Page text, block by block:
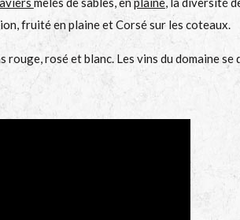
fruité en plaine et Corsé sur les coteaux.
rouge, rosé et blanc. Les vins du domaine